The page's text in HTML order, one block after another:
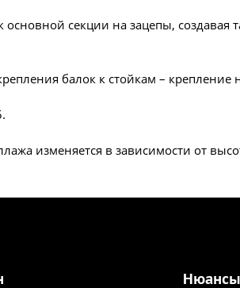
основной секции на зацепы,
балок к стойкам – крепление
изменяется в зависимости от
Нюансы